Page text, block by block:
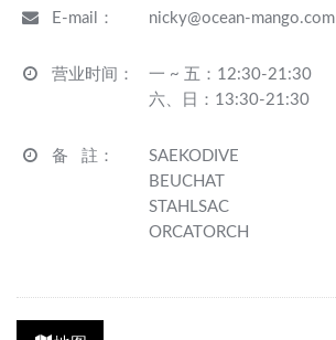
E-mail ： nicky@ocean-mango.com
营业时间 ：
一 ~ 五：12:30-21:30
六、日：13:30-21:30
备 註 ：
SAEKODIVE
BEUCHAT
STAHLSAC
ORCATORCH